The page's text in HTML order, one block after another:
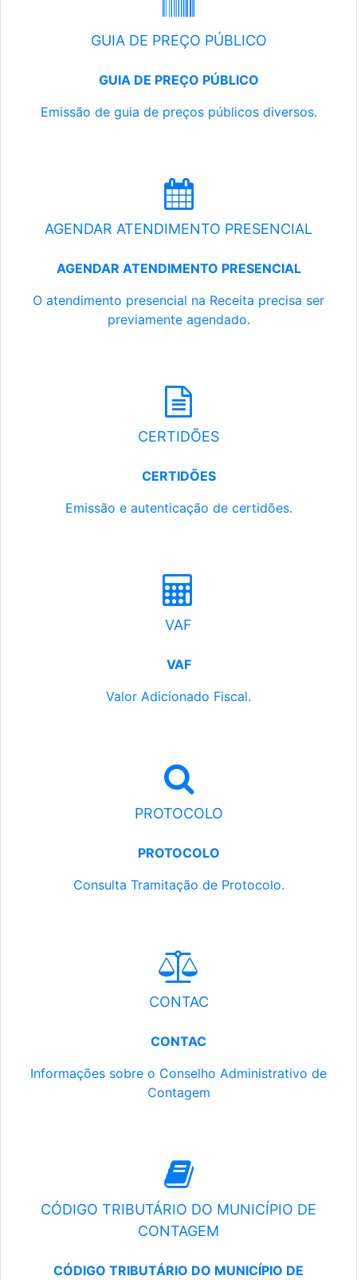
GUIA DE PREÇO PÚBLICO
GUIA DE PREÇO PÚBLICO
Emissão de guia de preços públicos diversos.
AGENDAR ATENDIMENTO PRESENCIAL
AGENDAR ATENDIMENTO PRESENCIAL
O atendimento presencial na Receita precisa ser
previamente agendado.
CERTIDÕES
CERTIDÕES
Emissão e autenticação de certidões.
VAF
VAF
Valor Adicionado Fiscal.
PROTOCOLO
PROTOCOLO
Consulta Tramitação de Protocolo.
CONTAC
CONTAC
Informações sobre o Conselho Administrativo de
Contagem
CÓDIGO TRIBUTÁRIO DO MUNICÍPIO DE
CONTAGEM
CÓDIGO TRIBUTÁRIO DO MUNICÍPIO DE